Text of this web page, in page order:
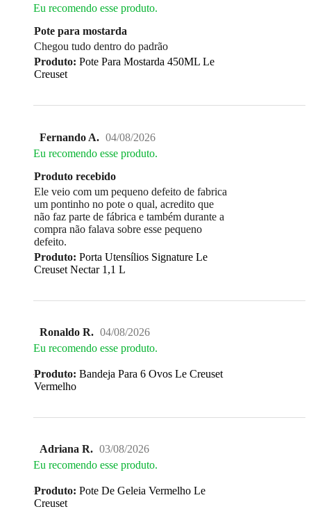
Eu recomendo esse produto.
Pote para mostarda
Chegou tudo dentro do padrão
Produto: Pote Para Mostarda 450ML Le
Creuset
Fernando A. 04/08/2026
Eu recomendo esse produto.
Produto recebido
Ele veio com um pequeno defeito de fabrica
um pontinho no pote o qual, acredito que
não faz parte de fábrica e também durante a
compra não falava sobre esse pequeno
defeito.
Produto: Porta Utensílios Signature Le
Creuset Nectar 1,1 L
Ronaldo R. 04/08/2026
Eu recomendo esse produto.
Produto: Bandeja Para 6 Ovos Le Creuset
Vermelho
Adriana R. 03/08/2026
Eu recomendo esse produto.
Produto: Pote De Geleia Vermelho Le
Creuset